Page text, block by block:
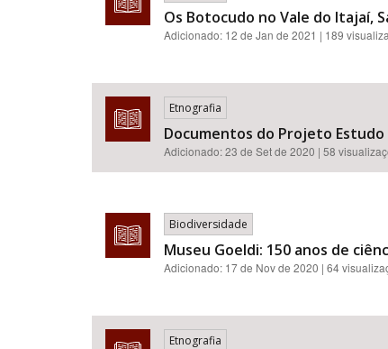
Os Botocudo no Vale do Itajaí,
Adicionado: 12 de Jan de 2021 | 189
Etnografia
Documentos do Projeto
Adicionado:23 de Set de 2020 | 58
Biodiversidade
Museu Goeldi: 150 anos de
Adicionado: 17 de Nov de 2020 | 64
Etnografia